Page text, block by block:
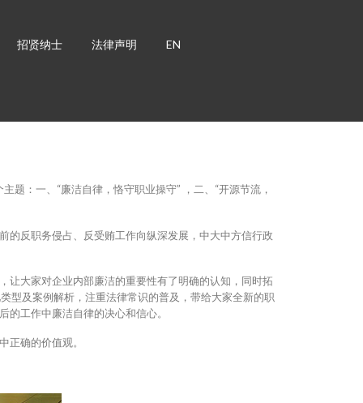
招贤纳士 法律声明 EN
：一、“廉洁自律，恪守职业操守” ，二、“开源节流，
的反职务侵占、反受贿工作向纵深发展，中大中方信行政
让大家对企业内部廉洁的重要性有了明确的认知，同时拓
型及案例解析，注重法律常识的普及，带给大家全新的职
工作中廉洁自律的决心和信心。
正确的价值观。